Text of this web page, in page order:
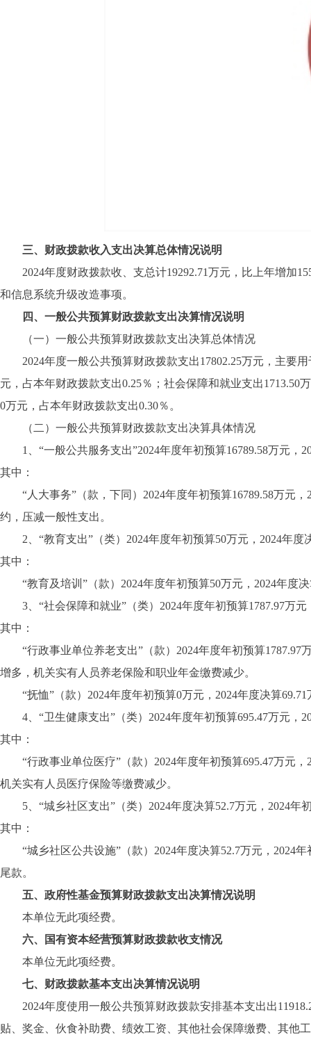
三、财政拨款收入支出决算总体情况说明
2024年度财政拨款收、支总计19292.71万元，比上年增加
和信息系统升级改造事项。
四、一般公共预算财政拨款支出决算情况说明
（一）一般公共预算财政拨款支出决算总体情况
2024年度一般公共预算财政拨款支出17802.25万元，主要用
元，占本年财政拨款支出0.25％；社会保障和就业支出1713.50
0万元，占本年财政拨款支出0.30％。
（二）一般公共预算财政拨款支出决算具体情况
1、“一般公共服务支出”2024年度年初预算16789.58万元，
其中：
“人大事务”（款，下同）2024年度年初预算16789.58万元，
约，压减一般性支出。
2、“教育支出”（类）2024年度年初预算50万元，2024年度
其中：
“教育及培训”（款）2024年度年初预算50万元，2024年度决
3、“社会保障和就业”（类）2024年度年初预算1787.97万元
其中：
“行政事业单位养老支出”（款）2024年度年初预算1787.97
增多，机关实有人员养老保险和职业年金缴费减少。
“抚恤”（款）2024年度年初预算0万元，2024年度决算
4、“卫生健康支出”（类）2024年度年初预算695.47万元，
其中：
“行政事业单位医疗”（款）2024年度年初预算695.47万元，
机关实有人员医疗保险等缴费减少。
5、“城乡社区支出”（类）2024年度决算52.7万元，2024年
其中：
“城乡社区公共设施”（款）2024年度决算52.7万元，2024
尾款。
五、政府性基金预算财政拨款支出决算情况说明
本单位无此项经费。
六、国有资本经营预算财政拨款收支情况
本单位无此项经费。
七、财政拨款基本支出决算情况说明
2024年度使用一般公共预算财政拨款安排基本支出出
贴、奖金、伙食补助费、绩效工资、其他社会保障缴费、其他